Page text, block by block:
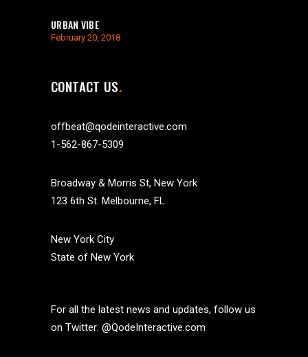
URBAN VIBE
February 20, 2018
CONTACT US
offbeat@qodeinteractive.com
1-562-867-5309
Broadway & Morris St, New York
123 6th St. Melbourne, FL
New York City
State of New York
For all the latest news and updates, follow us
on Twitter: @QodeInteractive.com